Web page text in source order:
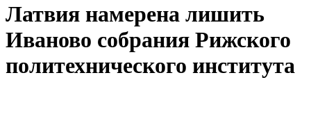
Латвия намерена лишить
Иваново собрания Рижского
политехнического института